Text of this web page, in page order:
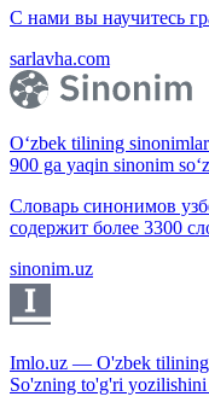
С нами вы научитесь
sarlavha.com
O‘zbek tilining
900 ga yaqin sinonim
Словарь синонимов
содержит более 3300
sinonim.uz
Imlo.uz — O'zbek tilining
So'zning to'g'ri